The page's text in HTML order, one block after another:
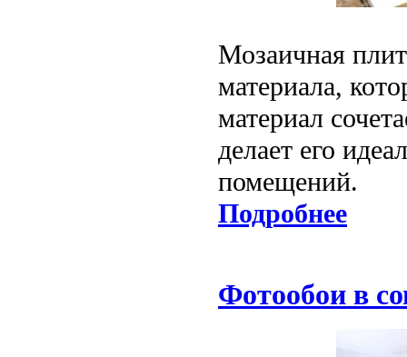
Мозаичная
материала,
материал
делает его
помещений.
Подробнее
Фотообои в